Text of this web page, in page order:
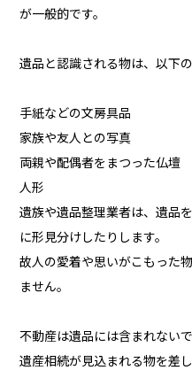
が一般的です。
遺品と認識される物は、以下
手紙などの文房具品
家族や友人との写真
両親や配偶者をまつった仏壇
人形
遺族や遺品整理業者は、遺品
に形見分けしたりします。
故人の愛着や思いがこもった
ません。
不動産は遺品には含まれないで
遺産相続が見込まれる物を差